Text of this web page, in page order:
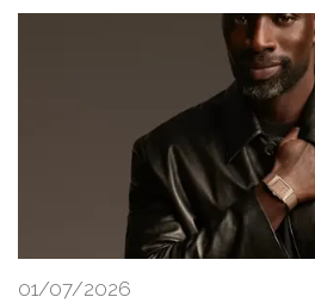
01/07/2026